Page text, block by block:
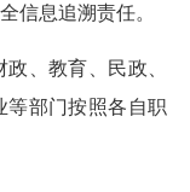
信息追溯责任。
、教育、民政、
等部门按照各自职